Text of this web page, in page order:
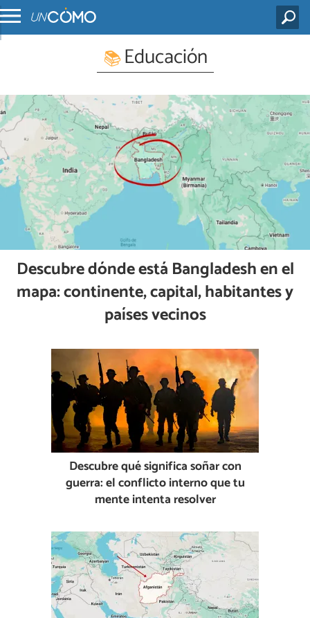
Educación
Descubre dónde está Bangladesh en el
mapa: continente, capital, habitantes y
países vecinos
Descubre qué significa soñar con
guerra: el conflicto interno que tu
mente intenta resolver